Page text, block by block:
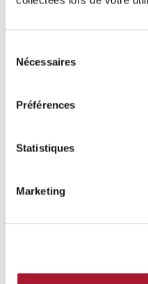
Nécessaires
Préférences
Statistiques
Marketing